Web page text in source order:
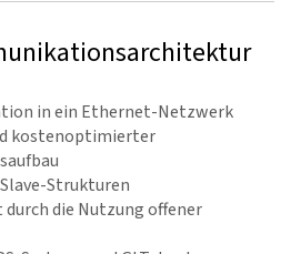
in ein Ethernet-Netzwerk
kostenoptimierter
Strukturen
die Nutzung offener